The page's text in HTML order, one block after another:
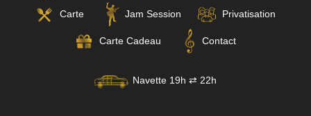
Carte Jam Session Privatisation
Carte Cadeau Contact
Navette 19h ⇄ 22h